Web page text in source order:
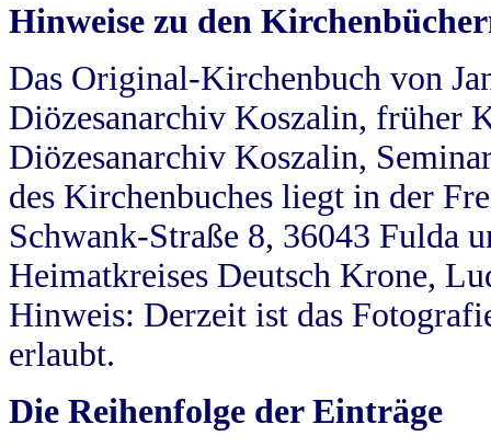
Hinweise zu den
Das Original-Kirchenbuch von
Diözesanarchiv Koszalin, früher
Diözesanarchiv Koszalin,
des Kirchenbuches liegt in der
Schwank-Straße 8, 36043 Fulda
Heimatkreises Deutsch Krone,
Hinweis: Derzeit ist das
erlaubt.
Die Reihenfolge der Einträge